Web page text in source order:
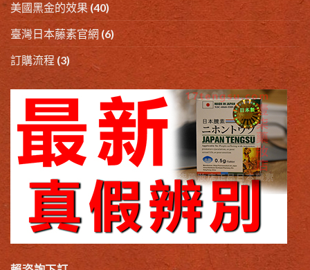
美國黑金的效果(40)
臺灣日本藤素官網 (6)
訂購流程 (3)